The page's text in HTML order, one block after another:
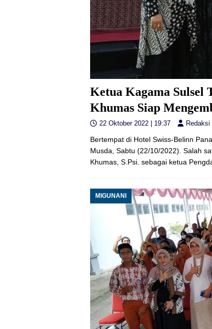
Ketua Kagama Sulsel
Khumas Siap
22 Oktober 2022 | 19:37 Redaksi
Bertempat di Hotel Swiss-Belinn
Musda, Sabtu (22/10/2022). Salah
Khumas, S.Psi. sebagai ketua
MIGUNANI